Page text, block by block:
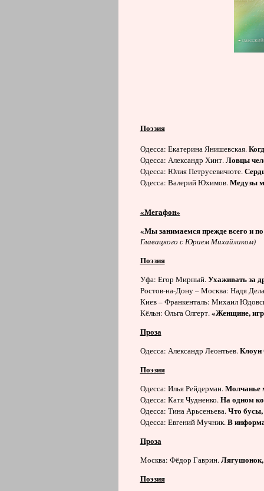
Поэзия
Одесса: Екатерина Янишевская.
Одесса: Александр Хинт.Ловцы
Одесса: Юлия Петрусевичюте.
Одесса: Валерий Юхимов.Медузы
«Мегафон»
«Мы занимаемся прежде всего и
Главацкого с Юрием Михайликом)
Поэзия
Уфа: Егор Мирный.Ухаживать за
Ростов-на-Дону – Москва: Надя
Киев – Франкенталь: Михаил
Кёльн: Ольга Олгерт.«Женщине,
Проза
Одесса: Александр Леонтьев.Клоун
Поэзия
Одесса: Илья Рейдерман.Молчанье
Одесса: Катя Чудненко.На одном
Одесса: Тина Арьсеньева.Что бусы,
Одесса: Евгений Мучник.В
Проза
Москва: Фёдор Гаврин.
Поэзия